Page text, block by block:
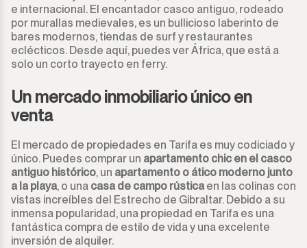
e internacional. El encantador casco antiguo, rodeado
por murallas medievales, es un bullicioso laberinto de
bares modernos, tiendas de surf y restaurantes
eclécticos. Desde aquí, puedes ver África, que está a
solo un corto trayecto en ferry.
Un mercado inmobiliario único en
venta
El mercado de propiedades en Tarifa es muy codiciado y
único. Puedes comprar un apartamento chic en el casco
antiguo histórico, un apartamento o ático moderno junto
a la playa, o una casa de campo rústica en las colinas con
vistas increíbles del Estrecho de Gibraltar. Debido a su
inmensa popularidad, una propiedad en Tarifa es una
fantástica compra de estilo de vida y una excelente
inversión de alquiler.